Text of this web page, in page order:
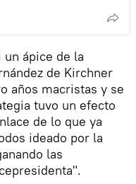
ápice de la
de Kirchner
años macristas y se
tuvo un efecto
de lo que ya
ideado por la
las